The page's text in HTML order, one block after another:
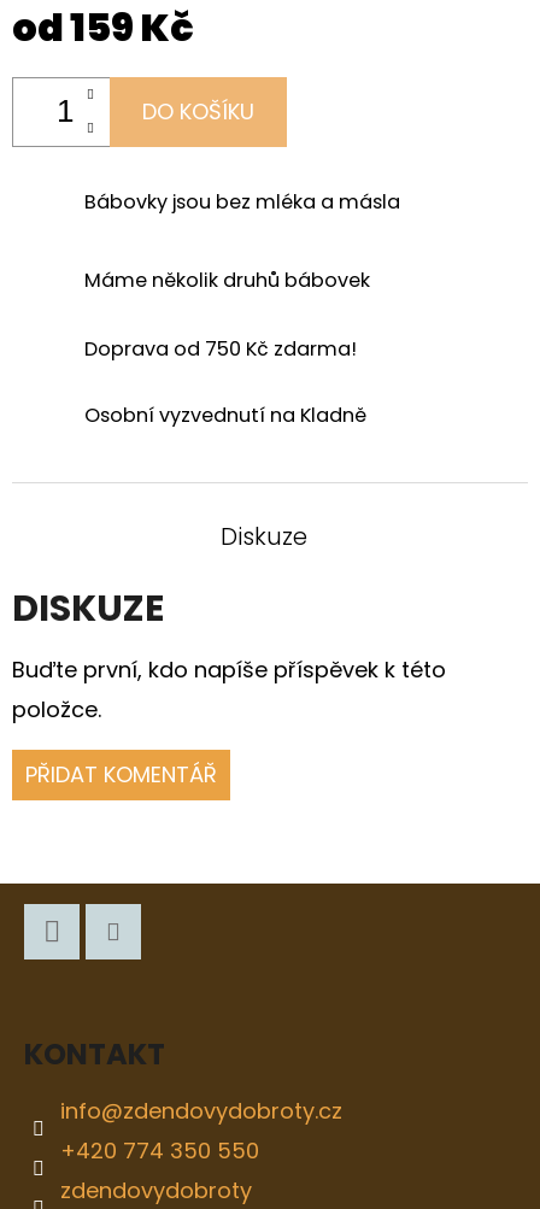
od159 Kč
DO KOŠÍKU
Bábovky jsou bez mléka a másla
Máme několik druhů bábovek
Doprava od 750 Kč zdarma!
Osobní vyzvednutí na Kladně
Diskuze
DISKUZE
Buďte první, kdo napíše příspěvek k této
položce.
PŘIDAT KOMENTÁŘ
KONTAKT
info@zdendovydobroty.cz
+420 774 350 550
zdendovydobroty